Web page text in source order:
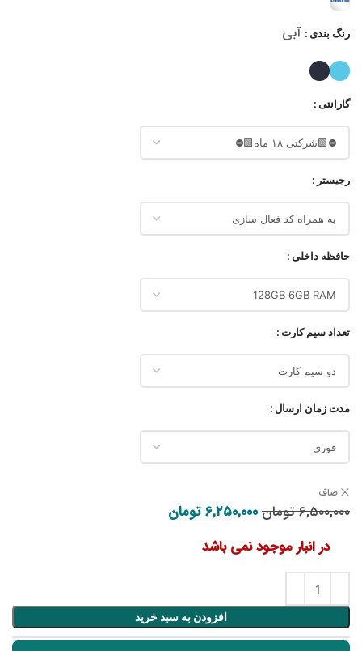
رنگ بندی آبی
گارانتی
رجیستر
حافظه داخلی
تعداد سیم کارت
مدت زمان ارسال
صاف
۶,۵۰۰,۰۰۰تومان قیمت اصلی: ۶,۵۰۰,۰۰۰ تومان بود.
۶,۲۵۰,۰۰۰تومان
در انبار موجود نمی باشد
افزودن به سبد خرید